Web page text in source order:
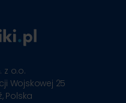
z o.o.
Wojskowej 25
Polska